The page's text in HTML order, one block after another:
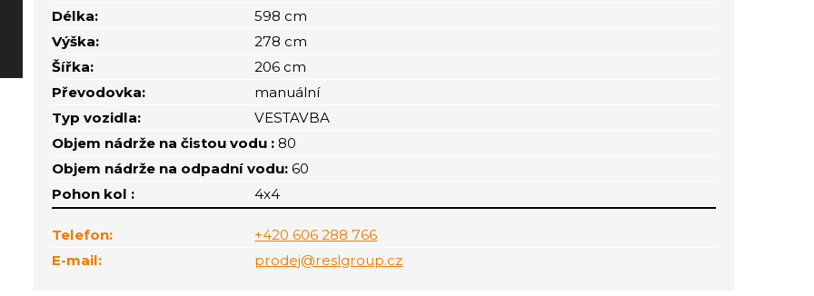
Délka:
598 cm
Výška:
278 cm
Šířka:
206 cm
Převodovka:
manuální
Typ vozidla:
VESTAVBA
Objem nádrže na čistou vodu : 80
Objem nádrže na odpadní vodu: 60
Pohon kol :
4x4
Telefon:
+420 606 288 766
E-mail:
prodej@reslgroup.cz